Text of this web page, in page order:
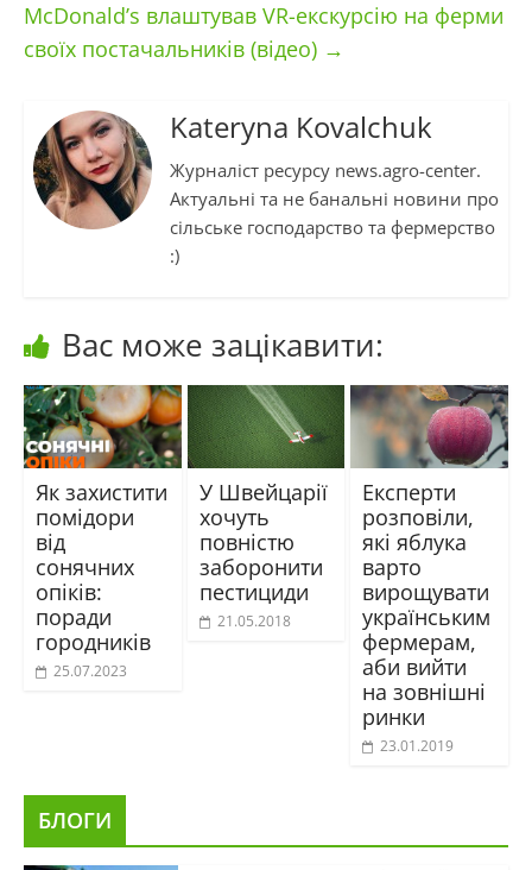
McDonald’s влаштував VR-екскурсію на ферми
своїх постачальників (відео) →
Kateryna Kovalchuk
Журналіст ресурсу news.agro-center.
Актуальні та не банальні новини про
сільське господарство та фермерство
:)
Вас може зацікавити:
Як захистити
помідори
від
сонячних
опіків:
поради
городників
25.07.2023
У Швейцарії
хочуть
повністю
заборонити
пестициди
21.05.2018
Експерти
розповіли,
які яблука
варто
вирощувати
українським
фермерам,
аби вийти
на зовнішні
ринки
23.01.2019
БЛОГИ